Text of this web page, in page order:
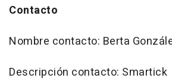
Contacto
Nombre contacto: Berta
Descripción contacto: Smartick